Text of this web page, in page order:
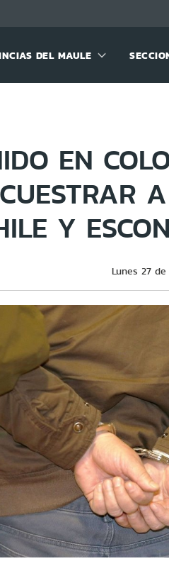
DEL MAULE
EN
Y
Lunes 27